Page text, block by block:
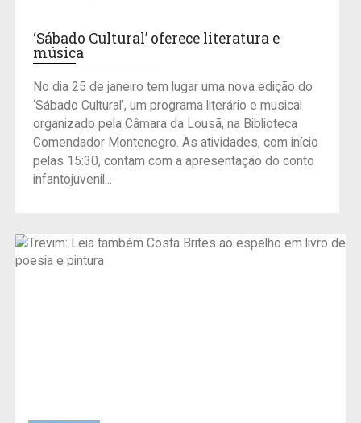
‘Sábado Cultural’ oferece literatura e
música
No dia 25 de janeiro tem lugar uma nova edição do
‘Sábado Cultural’, um programa literário e musical
organizado pela Câmara da Lousã, na Biblioteca
Comendador Montenegro. As atividades, com início
pelas 15:30, contam com a apresentação do conto
infantojuvenil...